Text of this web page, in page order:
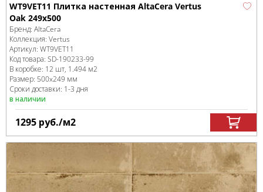
WT9VET11 Плитка настенная AltaCera Vertus
Oak 249x500
Бренд: AltaCera
Коллекция: Vertus
Артикул: WT9VET11
Код товара: SD-190233-99
В коробке: 12 шт, 1.494 м2
Размер: 500x249 мм
Сроки доставки: 1-3 дня
в наличии
1295 руб./м2